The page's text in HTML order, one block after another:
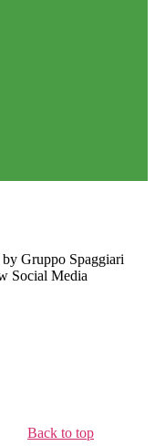
Gruppo Spaggiari
Social Media
Back to top